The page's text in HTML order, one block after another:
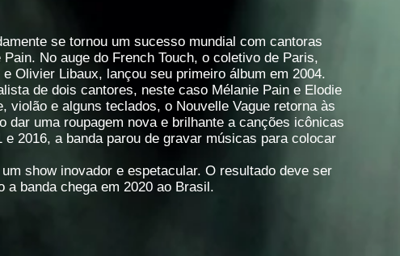
se tornou um sucesso mundial com cantoras
No auge do French Touch, o coletivo de Paris,
Olivier Libaux, lançou seu primeiro álbum em 2004.
de dois cantores, neste caso Mélanie Pain e Elodie
violão e alguns teclados, o Nouvelle Vague retorna às
dar uma roupagem nova e brilhante a canções icônicas
e 2016, a banda parou de gravar músicas para colocar
show inovador e espetacular. O resultado deve ser
banda chega em 2020 ao Brasil.